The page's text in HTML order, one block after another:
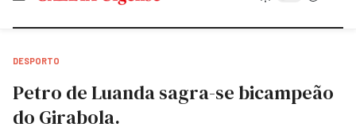
DESPORTO
Petro de Luanda sagra-se bicampeão
do Girabola.